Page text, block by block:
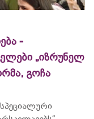
-
„იზრუნელ
გოჩა